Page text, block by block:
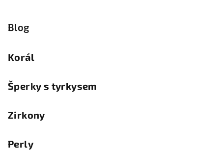
Blog
Korál
Šperky s tyrkysem
Zirkony
Perly